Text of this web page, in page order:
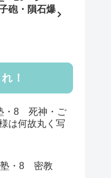
砲・隕石爆
！
・8 死神・ご
は何故丸く写
塾・8 密教